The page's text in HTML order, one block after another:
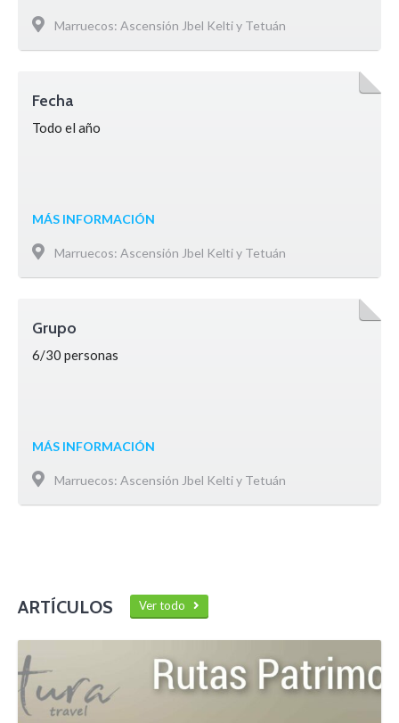
Marruecos: Ascensión Jbel Kelti y Tetuán
Fecha
Todo el año
MÁS INFORMACIÓN
Marruecos: Ascensión Jbel Kelti y Tetuán
Grupo
6/30 personas
MÁS INFORMACIÓN
Marruecos: Ascensión Jbel Kelti y Tetuán
ARTÍCULOS Ver todo